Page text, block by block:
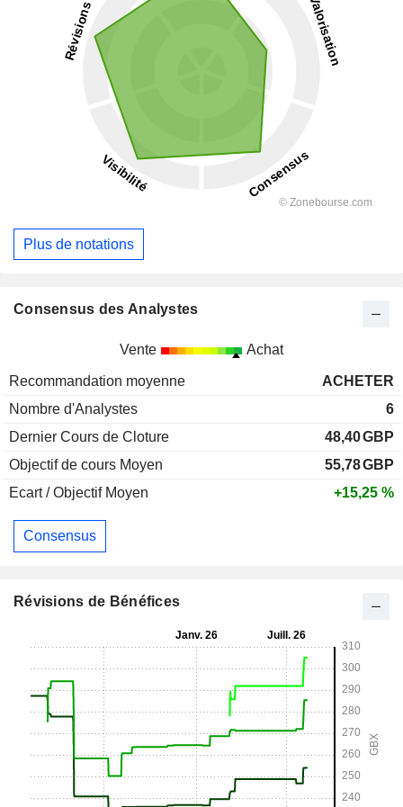
Plus de notations
Consensus des Analystes
Vente Achat
Recommandation moyenne
ACHETER
Nombre d'Analystes
6
Dernier Cours de Cloture
48,40GBP
Objectif de cours Moyen
55,78GBP
Ecart / Objectif Moyen
+15,25 %
Consensus
Révisions de Bénéfices